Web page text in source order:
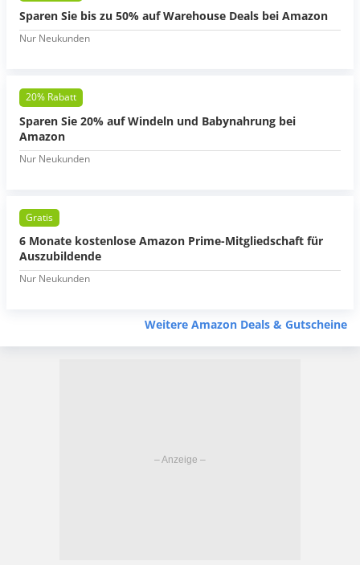
Sparen Sie bis zu 50% auf Warehouse Deals bei Amazon
Nur Neukunden
20% Rabatt
Sparen Sie 20% auf Windeln und Babynahrung bei
Amazon
Nur Neukunden
Gratis
6 Monate kostenlose Amazon Prime-Mitgliedschaft für
Auszubildende
Nur Neukunden
Weitere Amazon Deals & Gutscheine